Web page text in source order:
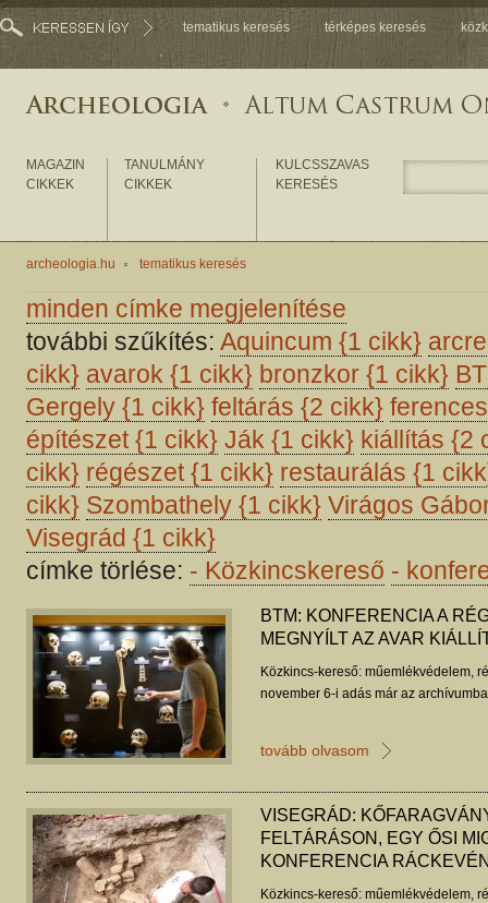
tematikus keresés térképes keresés
MAGAZIN
CIKKEK
TANULMÁNY
CIKKEK
KULCSSZAVAS
KERESÉS
archeologia.hu tematikus keresés
minden címke megjelenítése
további szűkítés: Aquincum {1 cikk}
cikk} avarok {1 cikk} bronzkor {1 cikk}
Gergely {1 cikk} feltárás {2 cikk}
építészet{1 cikk} Ják {1 cikk} kiállítás {2
cikk} régészet{1 cikk} restaurálás {1
cikk} Szombathely {1 cikk} Virágos
Visegrád {1 cikk}
címke törlése: - Közkincskereső -
BTM: KONFERENCIA A
MEGNYÍLT AZ AVAR
Közkincs-kereső: műemlékvédelem,
november 6-i adás már az
tovább olvasom
VISEGRÁD:
FELTÁRÁSON, EGY ŐSI
KONFERENCIA
Közkincs-kereső: műemlékvédelem,